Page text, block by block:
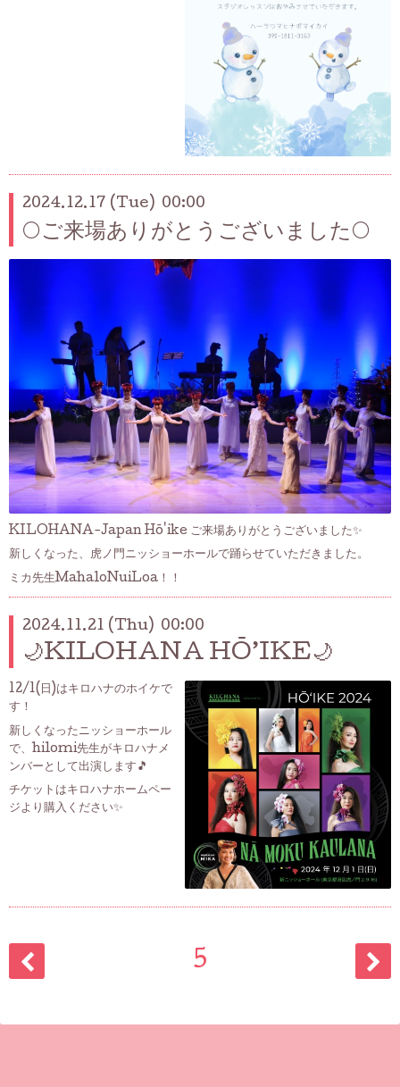
2024.12.17 (Tue) 00:00
🌕ご来場ありがとうございました🌕
KILOHANA-Japan Hō'ike ご来場ありがとうございました✨
新しくなった、虎ノ門ニッショーホールで踊らせていただきました。
ミカ先生MahaloNuiLoa！！
2024.11.21 (Thu) 00:00
🌙KILOHANA HŌ’IKE🌙
12/1(日)はキロハナのホイケで
す！
新しくなったニッショーホール
で、hilomi先生がキロハナメ
ンバーとして出演します🎵
チケットはキロハナホームペー
ジより購入ください✨
5